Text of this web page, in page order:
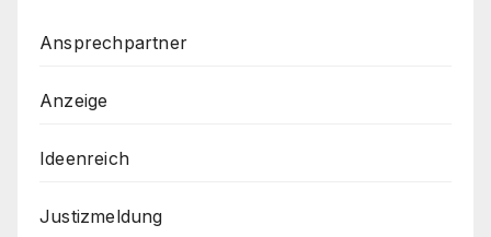
Ansprechpartner
Anzeige
Ideenreich
Justizmeldung